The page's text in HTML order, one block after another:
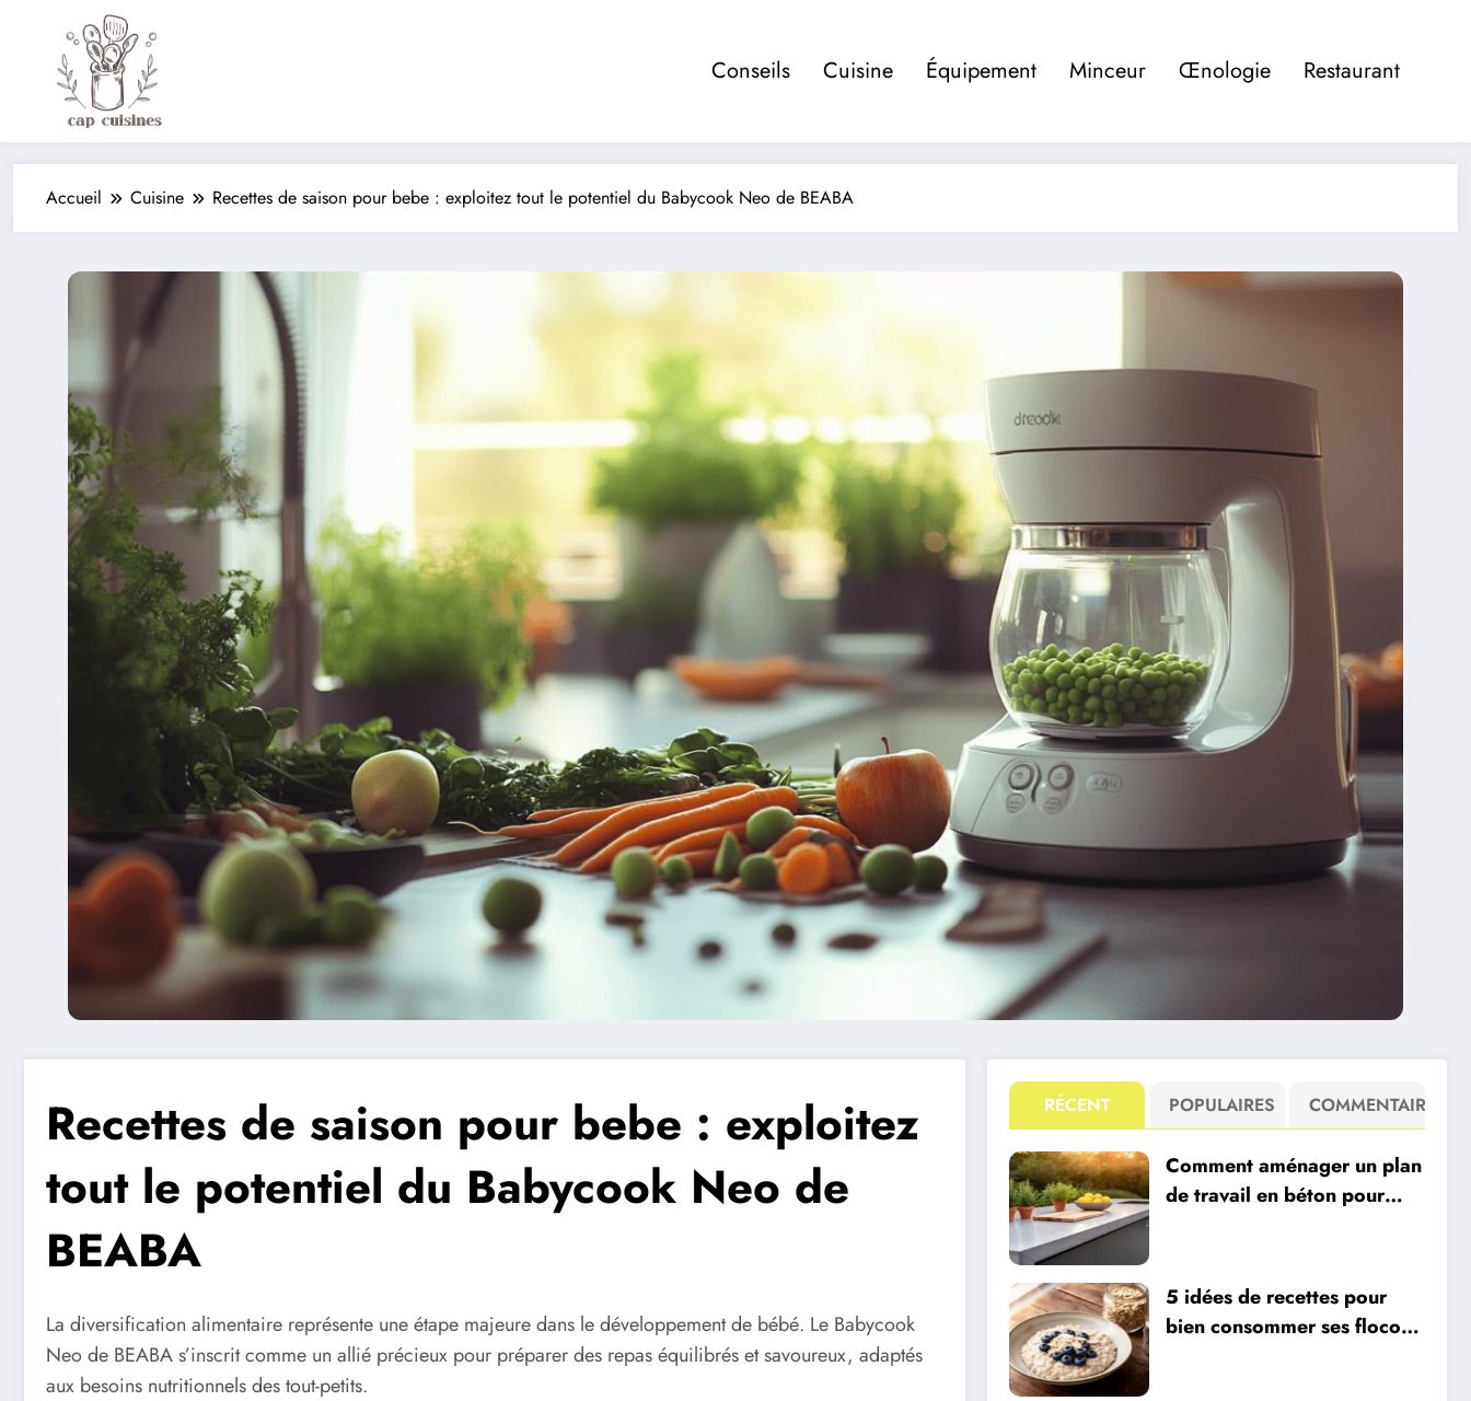
Conseils Cuisine Équipement Minceur Œnologie Restaurant
Accueil Cuisine Recettes de saison pour bebe : exploitez tout le potentiel du Babycook Neo de BEABA
Recettes de saison pour bebe : exploitez
tout le potentiel du Babycook Neo de
BEABA
La diversification alimentaire représente une étape majeure dans le développement de bébé. Le Babycook
Neo de BEABA s’inscrit comme un allié précieux pour préparer des repas équilibrés et savoureux, adaptés
aux besoins nutritionnels des tout-petits.
RÉCENT POPULAIRES COMMENTAIRE
Comment aménager un plan
de travail en béton pour
?
5 idées de recettes pour
bien consommer ses flocons